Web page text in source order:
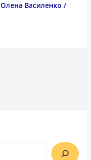
Олена Василенко /